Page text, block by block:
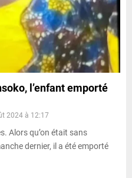
l’enfant emporté
2024 à 12:17
Alors qu’on était sans
dernier, il a été emporté